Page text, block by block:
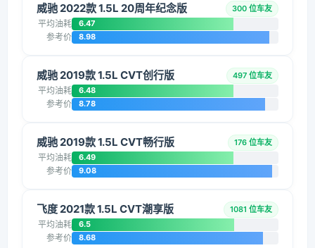
威驰 2022款 1.5L 20周年纪念版 300 位车友
平均油耗 6.47
参考价 8.98
威驰 2019款 1.5L CVT创行版 497 位车友
平均油耗 6.48
参考价 8.78
威驰 2019款 1.5L CVT畅行版 176 位车友
平均油耗 6.49
参考价 9.08
飞度 2021款 1.5L CVT潮享版 1081 位车友
平均油耗 6.5
参考价 8.68